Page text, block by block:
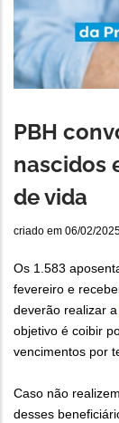
PBH
nascidos
de vida
criado em 06/02/
Os 1.583
fevereiro e
deverão realizar a
objetivo é coibir
vencimentos por
Caso não
desses